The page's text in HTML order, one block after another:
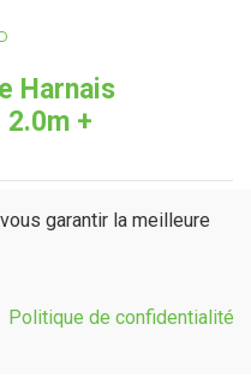
Harnais
2.0m +
garantir la meilleure
Politique de confidentialité